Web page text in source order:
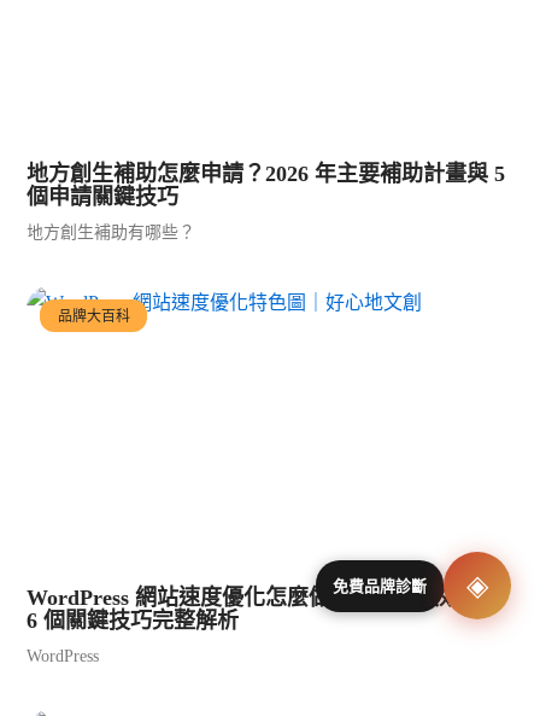
地方創生補助怎麼申請？2026 年主要補助計畫與 5
個申請關鍵技巧
地方創生補助有哪些？
品牌大百科
WordPress 網站速度優化怎麼做？提升載入效能的
6 個關鍵技巧完整解析
WordPress
免費品牌診斷 ◈